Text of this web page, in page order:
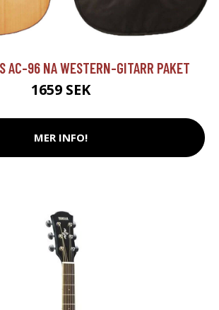
AC-96 NA WESTERN-GITARR PAKET
1659 SEK
MER INFO!